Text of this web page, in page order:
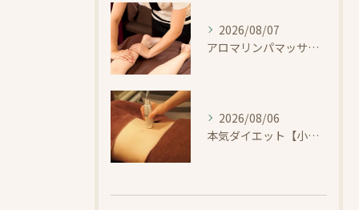
2026/08/07
アロマリンパマッサージで整えよう【小田原・エステ・リラク】
2026/08/06
本気ダイエット【小田原・エステ・痩身】